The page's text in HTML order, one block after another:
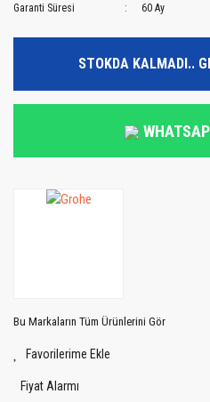
Garanti Süresi
60 Ay
STOKDA KALMADI..
Bu Markaların Tüm Ürünlerini Gör
Fiyat Alarmı